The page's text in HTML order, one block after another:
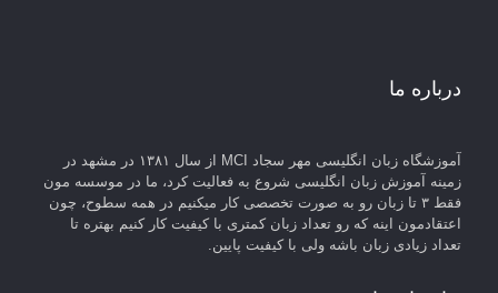
درباره ما
آموزشگاه زبان انگلیسی مهر سجاد MCI از سال ۱۳۸۱ در مشهد در
زمینه آموزش زبان انگلیسی شروع به فعالیت کرد، ما در موسسه مون
فقط ۳ تا زبان رو به صورت تخصصی کار میکنیم در همه سطوح، چون
اعتقادمون اینه که رو تعداد زبان کمتری با کیفیت کار کنیم بهتره تا
تعداد زیادی زبان باشه ولی با کیفیت پایین.